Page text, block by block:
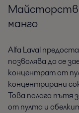
манго
Alfa Laval
позволява да се
концентрат от
концентрирани
Това полага пътя
от пулта и